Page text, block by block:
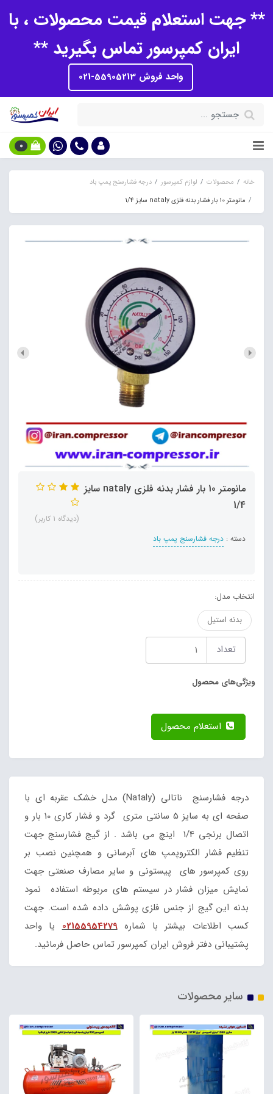
** جهت استعلام قیمت محصولات ، با
ایران کمپرسور تماس بگیرید **
واحد فروش 55905213-021
0
خانه محصولات لوازم کمپرسور
درجه فشارسنج پمپ باد
مانومتر 10 بار فشار بدنه فلزی nataly سایز 1/4
مانومتر 10 بار فشار بدنه فلزی nataly سایز
1/4
دسته : درجه فشارسنج پمپ باد
(دیدگاه 1 کاربر)
انتخاب مدل:
بدنه استیل
تعداد
ویژگی‌های محصول
درجه فشارسنج ناتالی (Nataly) مدل خشک عقربه ای با
صفحه ای به سایز 5 سانتی متری گرد و فشار کاری 10 بار و
اتصال برنجی 1/4 اینچ می باشد . از گیج فشارسنج جهت
تنظیم فشار الکتروپمپ های آبرسانی و همچنین نصب بر
روی کمپرسور های پیستونی و سایر مصارف صنعتی جهت
نمایش میزان فشار در سیستم های مربوطه استفاده نمود
بدنه این گیج از جنس فلزی پوشش داده شده است. جهت
کسب اطلاعات بیشتر با شماره02155954279 یا واحد
پشتیبانی دفتر فروش ایران کمپرسور تماس حاصل فرمائید.
سایر محصولات